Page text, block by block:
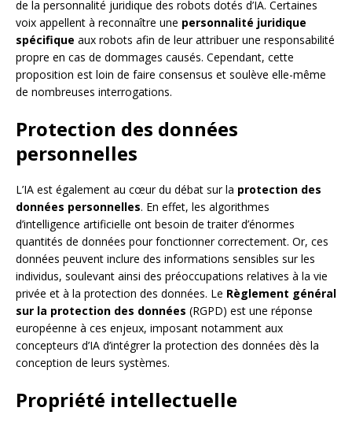
de la personnalité juridique des robots dotés d’IA. Certaines
voix appellent à reconnaître une personnalité juridique
spécifique aux robots afin de leur attribuer une responsabilité
propre en cas de dommages causés. Cependant, cette
proposition est loin de faire consensus et soulève elle-même
de nombreuses interrogations.
Protection des données
personnelles
L’IA est également au cœur du débat sur la protection des
données personnelles. En effet, les algorithmes
d’intelligence artificielle ont besoin de traiter d’énormes
quantités de données pour fonctionner correctement. Or, ces
données peuvent inclure des informations sensibles sur les
individus, soulevant ainsi des préoccupations relatives à la vie
privée et à la protection des données. Le Règlement général
sur la protection des données (RGPD) est une réponse
européenne à ces enjeux, imposant notamment aux
concepteurs d’IA d’intégrer la protection des données dès la
conception de leurs systèmes.
Propriété intellectuelle